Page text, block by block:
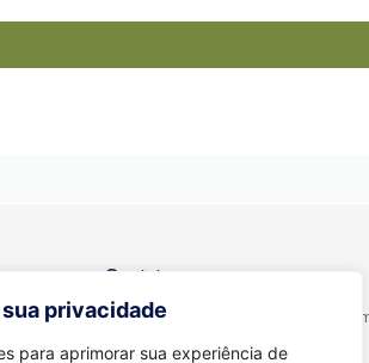
privacidade
para aprimorar sua experiência de
Contato
Se você tiver alguma dúvida, entre